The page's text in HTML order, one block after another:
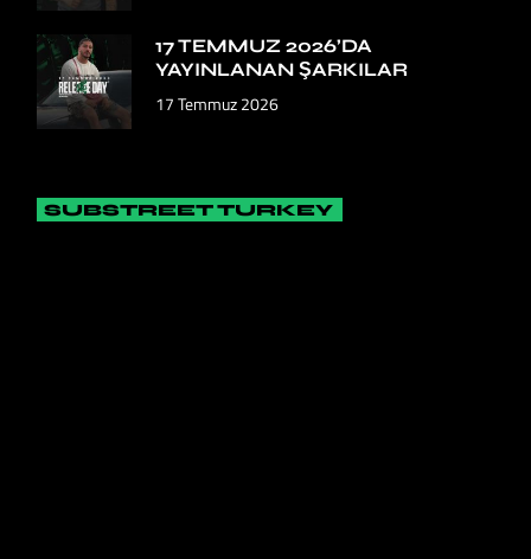
17 TEMMUZ 2026’DA
YAYINLANAN ŞARKILAR
17 Temmuz 2026
SUBSTREET TURKEY